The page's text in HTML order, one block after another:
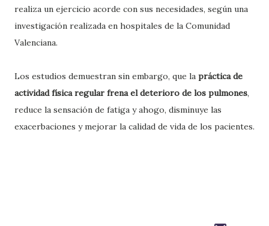
realiza un ejercicio acorde con sus necesidades, según una
investigación realizada en hospitales de la Comunidad
Valenciana.
Los estudios demuestran sin embargo, que la práctica de
actividad física regular frena el deterioro de los pulmones,
reduce la sensación de fatiga y ahogo, disminuye las
exacerbaciones y mejorar la calidad de vida de los pacientes.